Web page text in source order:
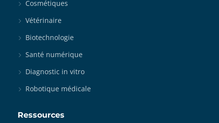
Cosmétiques
Vétérinaire
Biotechnologie
Santé numérique
Diagnostic in vitro
Robotique médicale
Ressources